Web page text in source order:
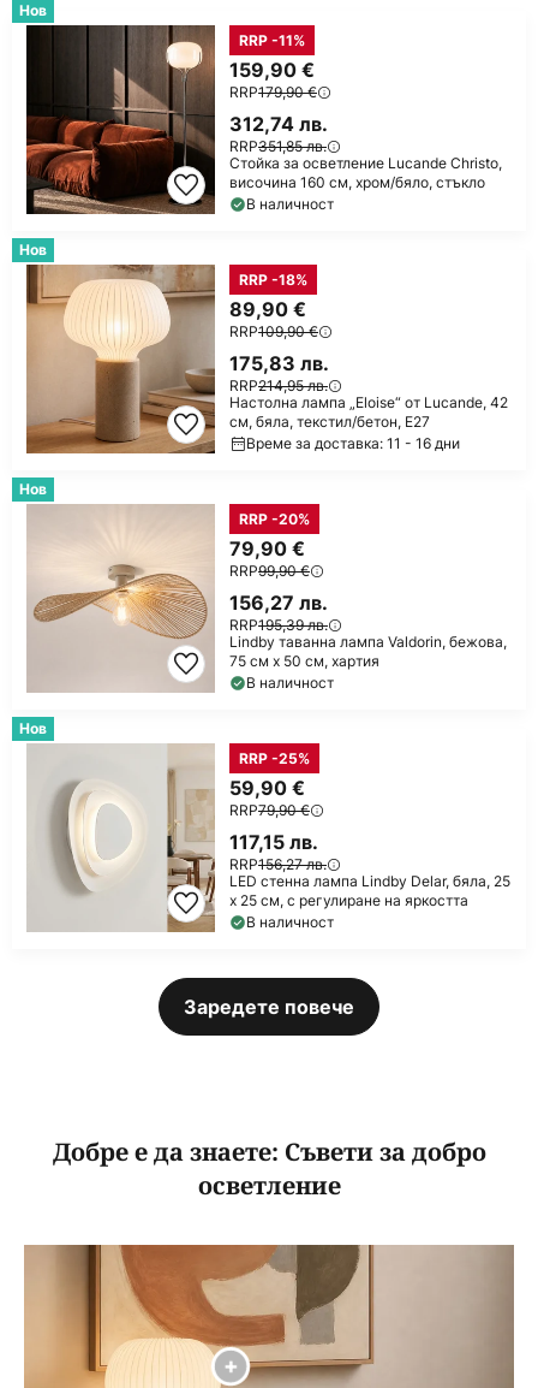
Нов
159,90 €
RRP179,90 €
312,74 лв.
RRP351,85 лв.
RRP -11%
Стойка за осветление Lucande Christo,
височина 160 см, хром/бяло, стъкло
В наличност
Нов
89,90 €
RRP109,90 €
175,83 лв.
RRP214,95 лв.
RRP -18%
Настолна лампа „Eloise“ от Lucande, 42
см, бяла, текстил/бетон, E27
Време за доставка: 11 - 16 дни
Нов
79,90 €
RRP99,90 €
156,27 лв.
RRP195,39 лв.
RRP -20%
Lindby таванна лампа Valdorin, бежова,
75 см x 50 см, хартия
В наличност
Нов
59,90 €
RRP79,90 €
117,15 лв.
RRP156,27 лв.
RRP -25%
LED стенна лампа Lindby Delar, бяла, 25
x 25 см, с регулиране на яркостта
В наличност
Заредете повече
Добре е да знаете: Съвети за добро
осветление